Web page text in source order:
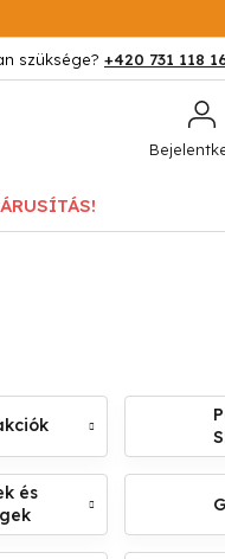
+420 731 118
és